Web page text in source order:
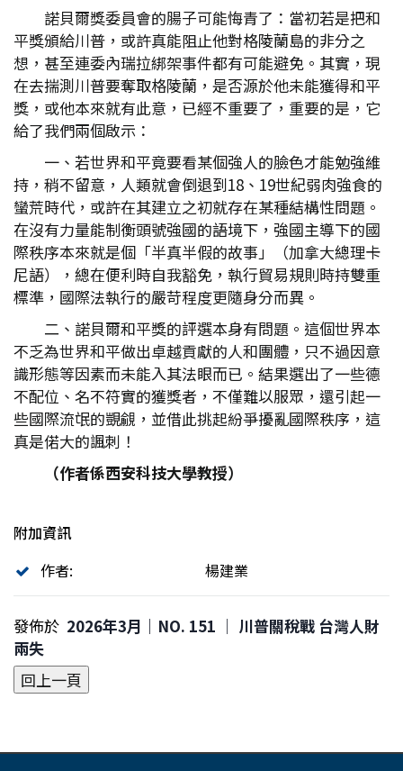
諾貝爾獎委員會的腸子可能悔青了：當初若是把和
平獎頒給川普，或許真能阻止他對格陵蘭島的非分之
想，甚至連委內瑞拉綁架事件都有可能避免。其實，現
在去揣測川普要奪取格陵蘭，是否源於他未能獲得和平
獎，或他本來就有此意，已經不重要了，重要的是，它
給了我們兩個啟示：
一、若世界和平竟要看某個強人的臉色才能勉強維
持，稍不留意，人類就會倒退到18、19世紀弱肉強食的
蠻荒時代，或許在其建立之初就存在某種結構性問題。
在沒有力量能制衡頭號強國的語境下，強國主導下的國
際秩序本來就是個「半真半假的故事」（加拿大總理卡
尼語），總在便利時自我豁免，執行貿易規則時持雙重
標準，國際法執行的嚴苛程度更隨身分而異。
二、諾貝爾和平獎的評選本身有問題。這個世界本
不乏為世界和平做出卓越貢獻的人和團體，只不過因意
識形態等因素而未能入其法眼而已。結果選出了一些德
不配位、名不符實的獲獎者，不僅難以服眾，還引起一
些國際流氓的覬覦，並借此挑起紛爭擾亂國際秩序，這
真是偌大的諷刺！
（作者係西安科技大學教授）
附加資訊
作者:
楊建業
發佈於 2026年3月｜NO. 151 │ 川普關稅戰 台灣人財
兩失